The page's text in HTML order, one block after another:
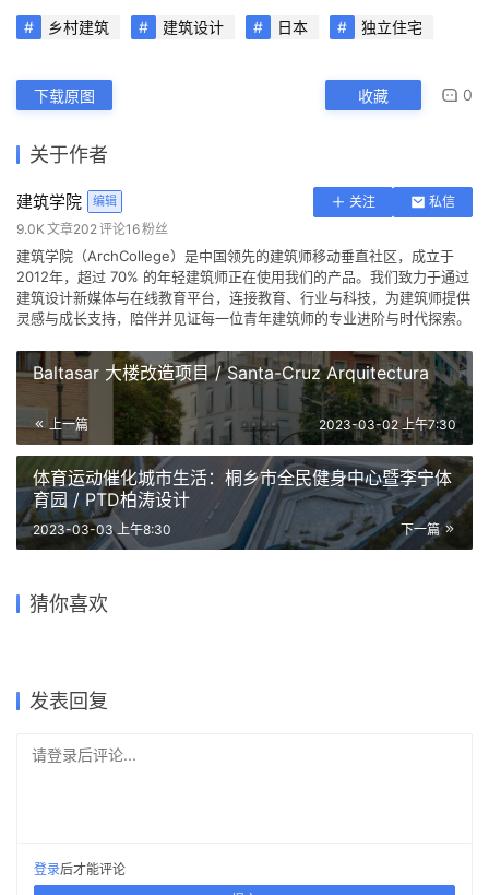
乡村建筑 建筑设计 日本 独立住宅
下载原图 收藏 0
关于作者
建筑学院 编辑 关注
私信
9.0K 文章202评论16粉丝
建筑学院（ArchCollege）是中国领先的建筑师移动垂直社区，成立于
2012年，超过 70% 的年轻建筑师正在使用我们的产品。我们致力于通过
建筑设计新媒体与在线教育平台，连接教育、行业与科技，为建筑师提供
灵感与成长支持，陪伴并见证每一位青年建筑师的专业进阶与时代探索。
Baltasar 大楼改造项目 / Santa-Cruz Arquitectura
上一篇 2023-03-02 上午7:30
体育运动催化城市生活：桐乡市全民健身中心暨李宁体
育园 / PTD柏涛设计
下一篇
2023-03-03 上午8:30
猜你喜欢
Architects
桐庐流云乡墅，山野间的隐世
发表回复
请登录后评论...
登录后才能评论